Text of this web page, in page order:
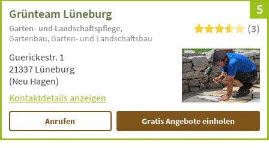
5
Grünteam Lüneburg
Garten- und Landschaftspflege
Gartenbau Garten- und Landschaftsbau
(3)
Guerickestr. 1
21337 Lüneburg
(Neu Hagen)
Kontaktdetails anzeigen
Anrufen Gratis Angebote einholen